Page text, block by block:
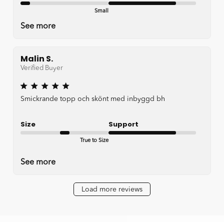
Small
See more
Malin S.
Verified Buyer
Smickrande topp och skönt med inbyggd bh
Size
True to Size
Support
See more
Load more reviews